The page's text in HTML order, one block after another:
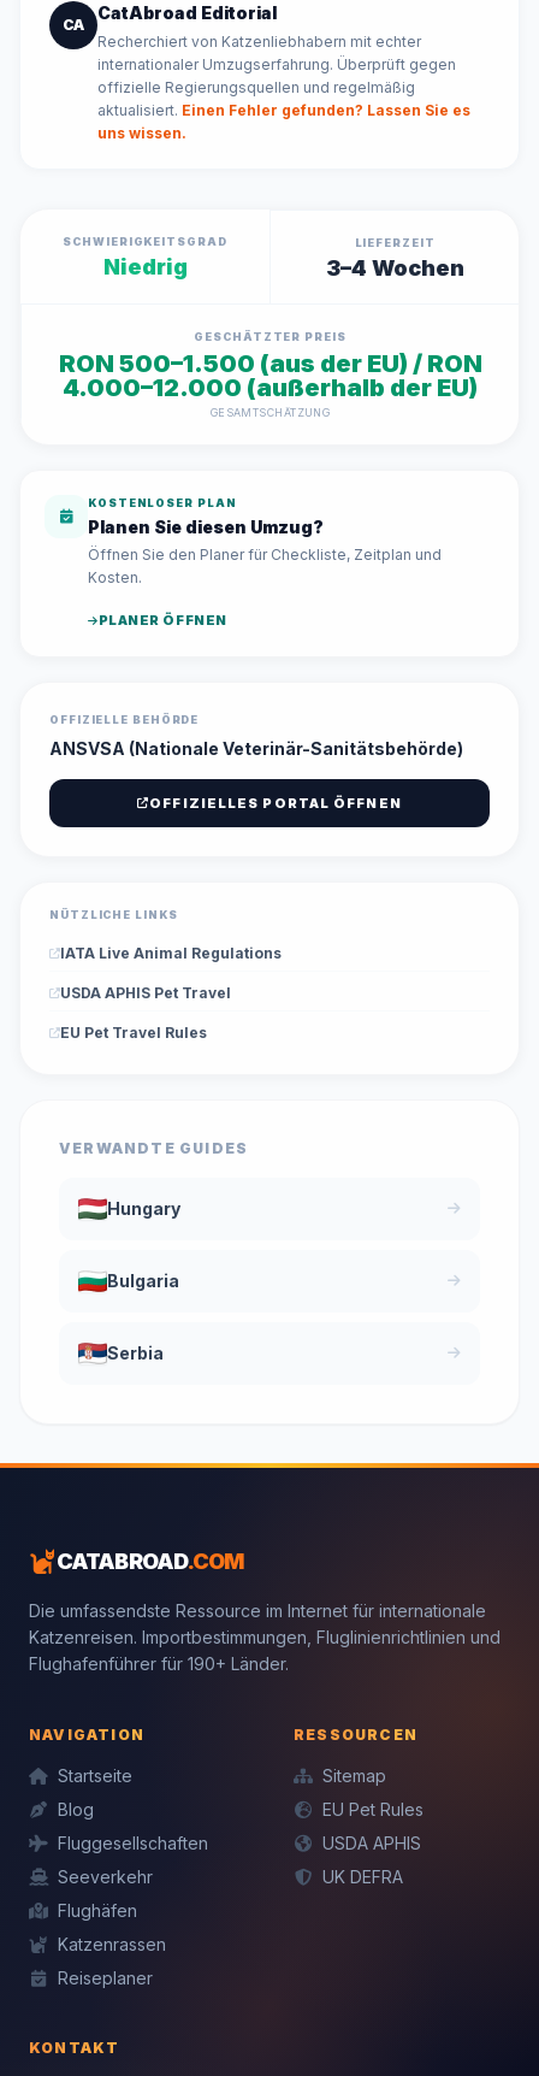
CA
CatAbroad Editorial
Recherchiert von Katzenliebhabern mit echter
internationaler Umzugserfahrung. Überprüft gegen
offizielle Regierungsquellen und regelmäßig
aktualisiert. Einen Fehler gefunden? Lassen Sie es
uns wissen.
SCHWIERIGKEITSGRAD
Niedrig
LIEFERZEIT
3–4 Wochen
GESCHÄTZTER PREIS
RON 500–1.500 (aus der EU) / RON
4.000–12.000 (außerhalb der EU)
GESAMTSCHÄTZUNG
KOSTENLOSER PLAN
Planen Sie diesen Umzug?
Öffnen Sie den Planer für Checkliste, Zeitplan und
Kosten.
PLANER ÖFFNEN
OFFIZIELLE BEHÖRDE
ANSVSA (Nationale Veterinär-Sanitätsbehörde)
OFFIZIELLES PORTAL ÖFFNEN
NÜTZLICHE LINKS
IATA Live Animal Regulations
USDA APHIS Pet Travel
EU Pet Travel Rules
VERWANDTE GUIDES
Hungary
Bulgaria
Serbia
CATABROAD.COM
Die umfassendste Ressource im Internet für internationale
Katzenreisen. Importbestimmungen, Fluglinienrichtlinien und
Flughafenführer für 190+ Länder.
NAVIGATION
Startseite
Blog
Fluggesellschaften
Seeverkehr
Flughäfen
Katzenrassen
Reiseplaner
RESSOURCEN
Sitemap
EU Pet Rules
USDA APHIS
UK DEFRA
KONTAKT